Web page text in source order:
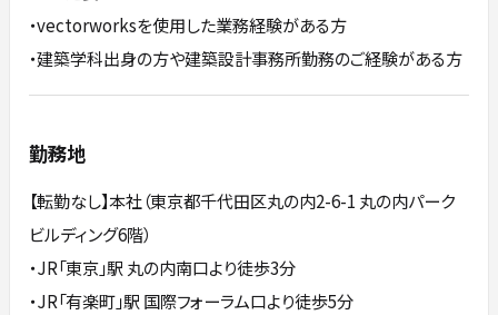
・vectorworksを使用した業務経験がある方
・建築学科出身の方や建築設計事務所勤務のご経験がある方
勤務地
【転勤なし】本社（東京都千代田区丸の内2-6-1 丸の内パーク
ビルディング6階）
・JR「東京」駅 丸の内南口より徒歩3分
・JR「有楽町」駅 国際フォーラム口より徒歩5分